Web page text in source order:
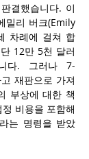
결했습니다. 이
밀리 버크(Emily
차례에 걸쳐 합
12만 5천 달러
다. 그러나 7-
재판으로 가져
부상에 대한 책
비용을 포함해
는 명령을 받았